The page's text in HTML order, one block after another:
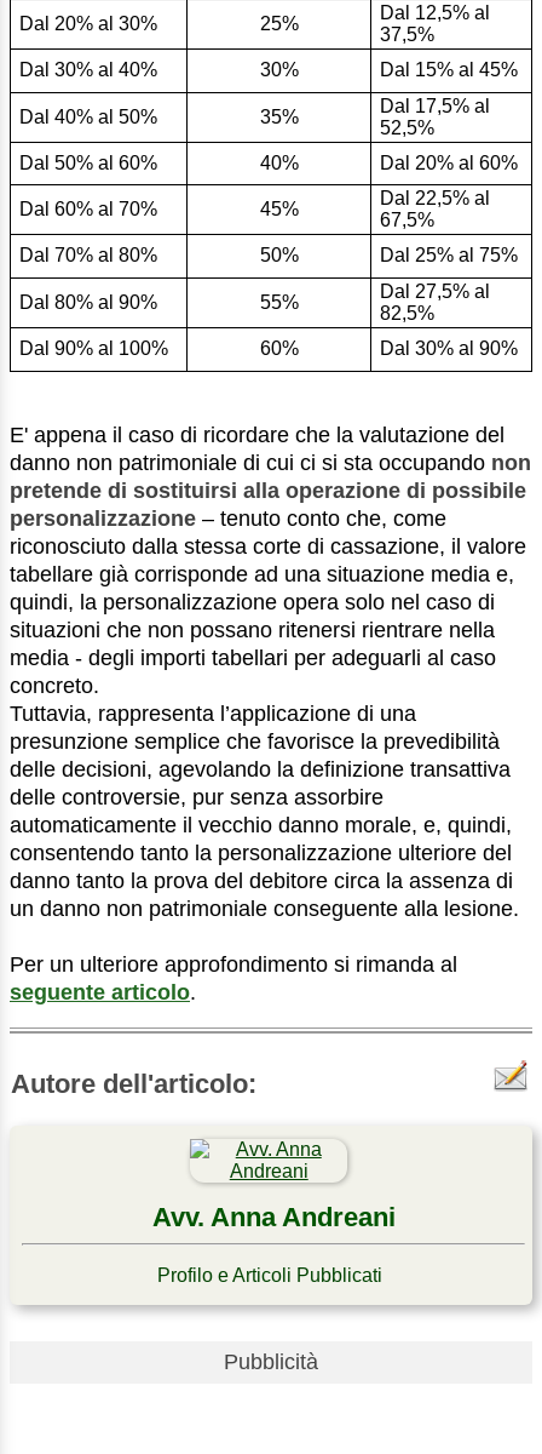
Dal 20% al 30% 25%
Dal 12,5% al
37,5%
Dal 30% al 40%
30% Dal 15% al 45%
Dal 40% al 50% 35%
Dal 17,5% al
52,5%
Dal 50% al 60%
40% Dal 20% al 60%
Dal 60% al 70% 45%
Dal 22,5% al
67,5%
Dal 70% al 80%
50% Dal 25% al 75%
Dal 80% al 90% 55%
Dal 27,5% al
82,5%
Dal 90% al 100%
60% Dal 30% al 90%
E' appena il caso di ricordare che la valutazione del
danno non patrimoniale di cui ci si sta occupando non
pretende di sostituirsi alla operazione di possibile
personalizzazione – tenuto conto che, come
riconosciuto dalla stessa corte di cassazione, il valore
tabellare già corrisponde ad una situazione media e,
quindi, la personalizzazione opera solo nel caso di
situazioni che non possano ritenersi rientrare nella
media - degli importi tabellari per adeguarli al caso
concreto.
Tuttavia, rappresenta l’applicazione di una
presunzione semplice che favorisce la prevedibilità
delle decisioni, agevolando la definizione transattiva
delle controversie, pur senza assorbire
automaticamente il vecchio danno morale, e, quindi,
consentendo tanto la personalizzazione ulteriore del
danno tanto la prova del debitore circa la assenza di
un danno non patrimoniale conseguente alla lesione.
Per un ulteriore approfondimento si rimanda al
seguente articolo.
Autore dell'articolo:
Avv. Anna Andreani
Profilo e Articoli Pubblicati
Pubblicità